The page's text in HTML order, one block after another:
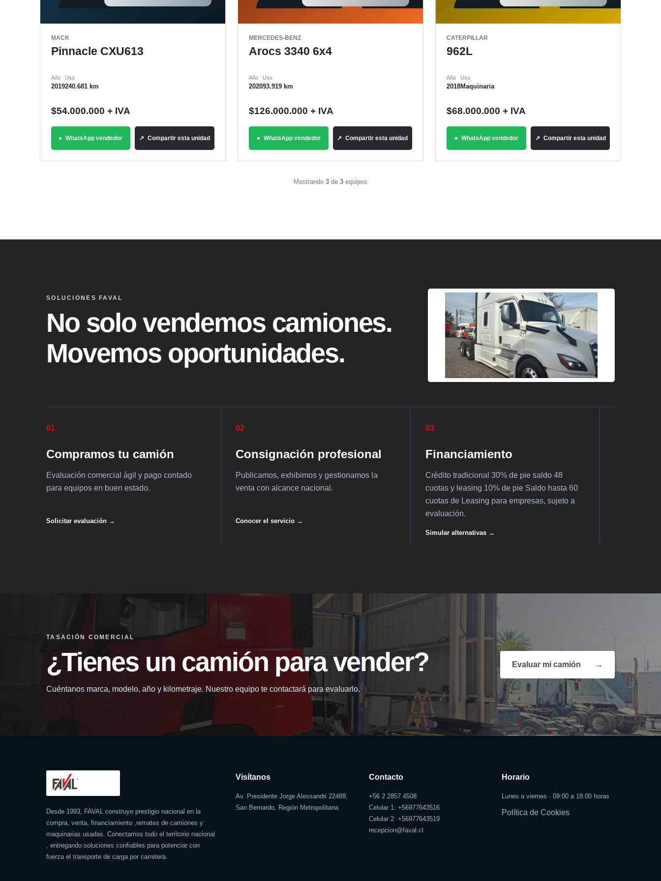
MACK
Pinnacle CXU613
Año
2019
Uso
240.681 km
$54.000.000 + IVA
WhatsApp vendedor Compartir esta unidad
MERCEDES-BENZ
Arocs 3340 6x4
Año
2020
Uso
93.919 km
$126.000.000 + IVA
WhatsApp vendedor Compartir esta unidad
CATERPILLAR
962L
Año
2018
Uso
Maquinaria
$68.000.000 + IVA
WhatsApp vendedor Compartir esta unidad
Mostrando 3 de 3 equipos
SOLUCIONES FAVAL
No solo vendemos camiones.
Movemos oportunidades.
01
Compramos tu camión
Evaluación comercial ágil y pago contado
para equipos en buen estado.
Solicitar evaluación →
02
Consignación profesional
Publicamos, exhibimos y gestionamos la
venta con alcance nacional.
Conocer el servicio →
03
Financiamiento
Crédito tradicional 30% de pie saldo 48
cuotas y leasing 10% de pie Saldo hasta 60
cuotas de Leasing para empresas, sujeto a
evaluación.
Simular alternativas →
TASACIÓN COMERCIAL
¿Tienes un camión para vender?
Cuéntanos marca, modelo, año y kilometraje. Nuestro equipo te contactará para evaluarlo.
Evaluar mi camión →
Desde 1993, FAVAL construye prestigio nacional en la
compra, venta, financiamiento ,remates de camiones y
maquinarias usadas. Conectamos todo el territorio nacional
, entregando soluciones confiables para potenciar con
fuerza el transporte de carga por carretera.
Visítanos
Av. Presidente Jorge Alessandri 22489,
San Bernardo, Región Metropolitana
Contacto
+56 2 2857 4508
Celular 1: +56977643516
Celular 2: +56977643519
recepcion@faval.cl
Horario
Lunes a viernes · 09:00 a 18:00 horas
Política de Cookies